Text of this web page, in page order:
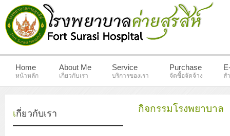
Home
หน้าหลัก
About Me
เกี่ยวกับเรา
Service
บริการของเรา
Purchase
จัดซื้อจัดจ้าง ส
กิจกรรมโรงพยาบาล
เกี่ยวกับเรา